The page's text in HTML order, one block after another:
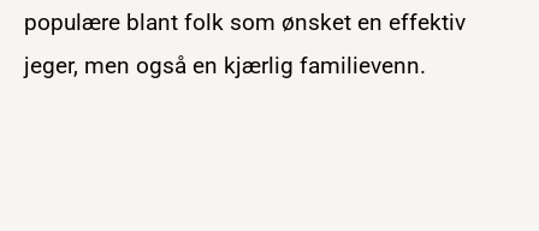
populære blant folk som ønsket en effektiv
jeger, men også en kjærlig familievenn.